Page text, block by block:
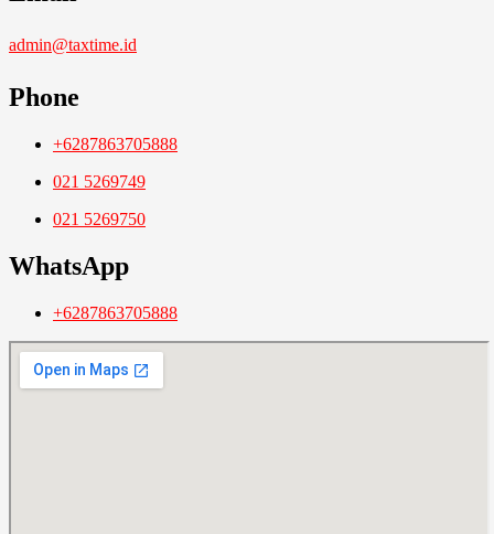
admin@taxtime.id
Phone
+6287863705888
021 5269749
021 5269750
WhatsApp
+6287863705888